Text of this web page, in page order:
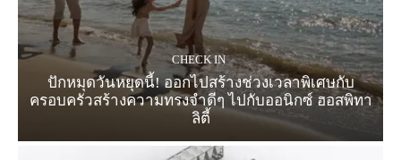
CHECK IN
ปักหมุดวันหยุดนี้! ออกไปสร้างช่วงเวลาพิเศษกับ
ครอบครัวสร้างความทรงจำดีๆ ไปกับออนิกซ์ ฮอสพิทา
ลิตี้